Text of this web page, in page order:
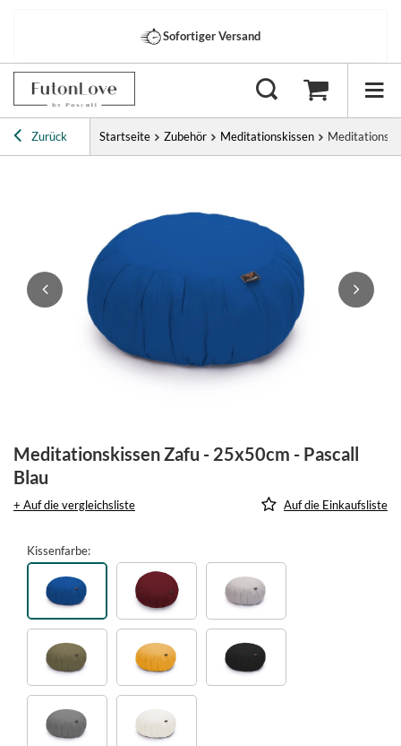
Sofortiger Versand
Zurück Startseite Zubehör Meditationskissen
Meditationskissen Zafu - 25x50cm - Pascall
Blau
+ Auf die vergleichsliste Auf die Einkaufsliste
Kissenfarbe